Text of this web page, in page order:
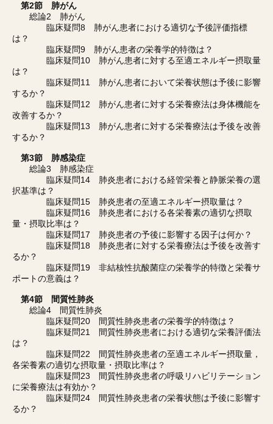
第2節 肺がん
総論2 肺がん
臨床疑問8 肺がん患者における適切な予後評価指標
は？
臨床疑問9 肺がん患者の栄養学的特徴は？
臨床疑問10 肺がん患者に対する至適エネルギー摂取量
は？
臨床疑問11 肺がん患者において栄養状態は予後に影響
するか？
臨床疑問12 肺がん患者に対する栄養療法は身体機能を
改善するか？
臨床疑問13 肺がん患者に対する栄養療法は予後を改善
するか？
第3節 肺感染症
総論3 肺感染症
臨床疑問14 肺炎患者における経管栄養と静脈栄養の選
択基準は？
臨床疑問15 肺炎患者の至適エネルギー摂取量は？
臨床疑問16 肺炎患者における各栄養素の適切な摂取
量・摂取比率は？
臨床疑問17 肺炎患者の予後に影響する因子は何か？
臨床疑問18 肺炎患者に対する栄養療法は予後を改善す
るか？
臨床疑問19 非結核性抗酸菌症の栄養学的特徴と栄養サ
ポートの意義は？
第4節 間質性肺炎
総論4 間質性肺炎
臨床疑問20 間質性肺炎患者の栄養学的特徴は？
臨床疑問21 間質性肺炎患者における適切な栄養評価法
は？
臨床疑問22 間質性肺炎患者の至適エネルギー摂取量，
各栄養素の適切な摂取量・摂取比率は？
臨床疑問23 間質性肺炎患者の呼吸リハビリテーション
に栄養療法は有効か？
臨床疑問24 間質性肺炎患者の栄養状態は予後に影響す
るか？